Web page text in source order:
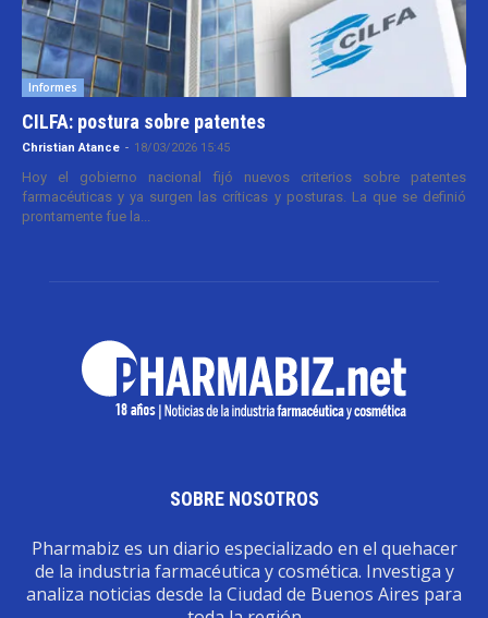
Informes
CILFA: postura sobre patentes
Christian Atance - 18/03/2026 15:45
Hoy el gobierno nacional fijó nuevos criterios sobre patentes
farmacéuticas y ya surgen las críticas y posturas. La que se definió
prontamente fue la...
SOBRE NOSOTROS
Pharmabiz es un diario especializado en el quehacer
de la industria farmacéutica y cosmética. Investiga y
analiza noticias desde la Ciudad de Buenos Aires para